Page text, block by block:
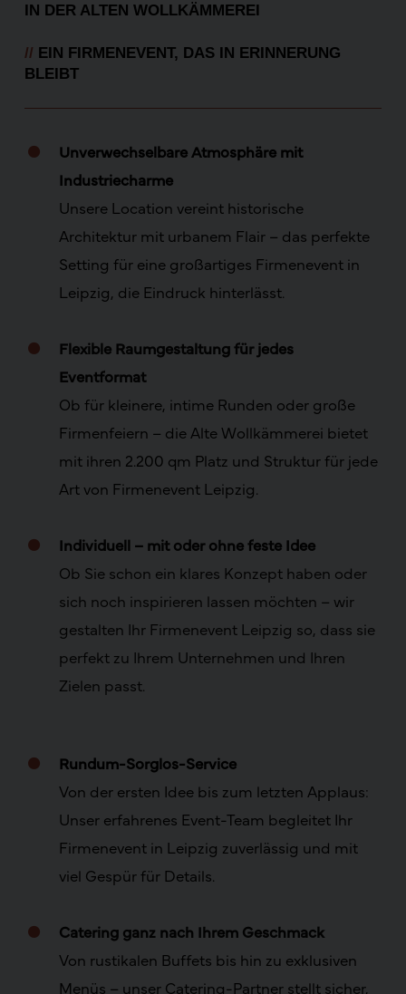
IN DER ALTEN WOLLKÄMMEREI
// EIN FIRMENEVENT, DAS IN ERINNERUNG
BLEIBT
Unverwechselbare Atmosphäre mit
Industriecharme
Unsere Location vereint historische
Architektur mit urbanem Flair – das perfekte
Setting für eine großartiges Firmenevent in
Leipzig, die Eindruck hinterlässt.
Flexible Raumgestaltung für jedes
Eventformat
Ob für kleinere, intime Runden oder große
Firmenfeiern – die Alte Wollkämmerei bietet
mit ihren 2.200 qm Platz und Struktur für jede
Art von Firmenevent Leipzig.
Individuell – mit oder ohne feste Idee
Ob Sie schon ein klares Konzept haben oder
sich noch inspirieren lassen möchten – wir
gestalten Ihr Firmenevent Leipzig so, dass sie
perfekt zu Ihrem Unternehmen und Ihren
Zielen passt.
Rundum-Sorglos-Service
Von der ersten Idee bis zum letzten Applaus:
Unser erfahrenes Event-Team begleitet Ihr
Firmenevent in Leipzig zuverlässig und mit
viel Gespür für Details.
Catering ganz nach Ihrem Geschmack
Von rustikalen Buffets bis hin zu exklusiven
Menüs – unser Catering-Partner stellt sicher,